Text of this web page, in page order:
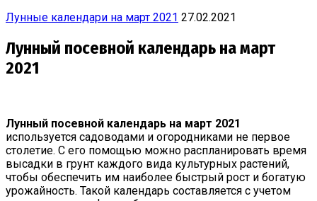
Лунные календари на март 2021 27.02.2021
Лунный посевной календарь на март
2021
Лунный посевной календарь на март 2021
используется садоводами и огородниками не первое
столетие. С его помощью можно распланировать время
высадки в грунт каждого вида культурных растений,
чтобы обеспечить им наиболее быстрый рост и богатую
урожайность. Такой календарь составляется с учетом